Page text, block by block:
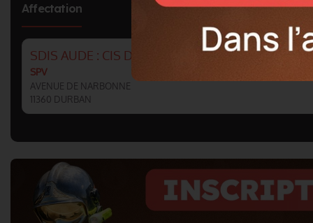
Affectation
SDIS AUDE : CIS DURBAN
SPV
AVENUE DE NARBONNE
11360 DURBAN